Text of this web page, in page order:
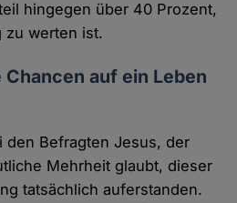
hingegen über 40 Prozent,
zu werten ist.
auf ein Leben
den Befragten Jesus, der
Mehrheit glaubt, dieser
tatsächlich auferstanden.